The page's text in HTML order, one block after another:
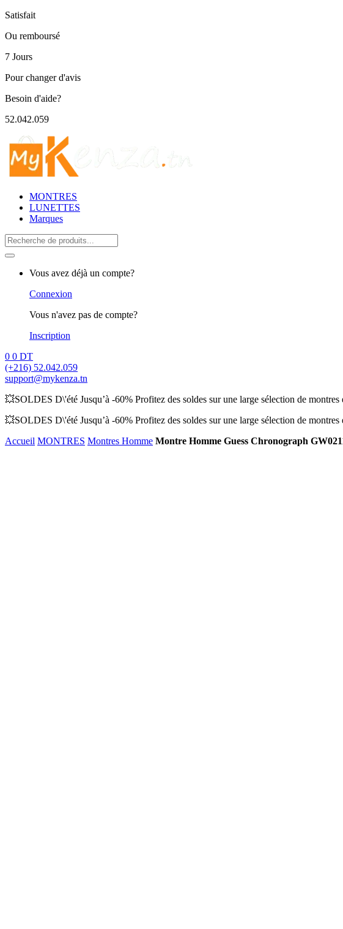
Satisfait
Ou remboursé
7 Jours
Pour changer d'avis
Besoin d'aide?
52.042.059
MONTRES
LUNETTES
Marques
Search
for:
Vous avez déjà un compte?
Connexion
Vous n'avez pas de compte?
Inscription
0 0 DT
(+216) 52.042.059
support@mykenza.tn
💥SOLDES D\'été Jusqu’à -60% Profitez des soldes sur une large sélection de
💥SOLDES D\'été Jusqu’à -60% Profitez des soldes sur une large sélection de
Accueil MONTRES Montres Homme Montre Homme Guess Chronograph